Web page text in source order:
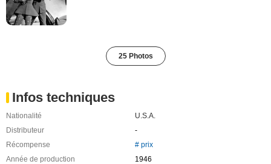
25 Photos
Infos techniques
Nationalité
U.S.A.
Distributeur
-
Récompense
# prix
Année de production
1946